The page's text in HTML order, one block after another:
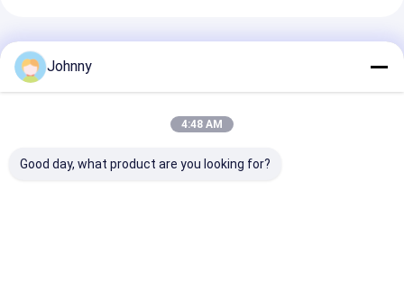
추천된 제품
Johnny
4:48 AM
Good day, what product are you looking for?